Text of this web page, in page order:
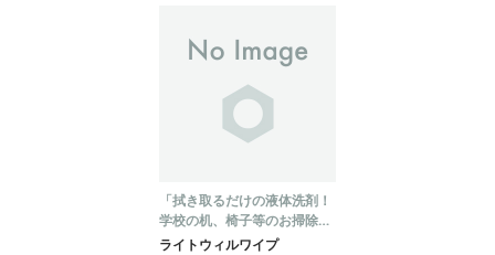
「拭き取るだけの液体洗剤！
学校の机、椅子等のお掃除と
抗菌に！」
ライトウィルワイプ